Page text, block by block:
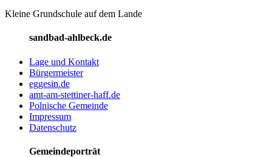
Kleine Grundschule auf dem Lande
sandbad-ahlbeck.de
Lage und Kontakt
Bürgermeister
eggesin.de
amt-am-stettiner-haff.de
Polnische Gemeinde
Impressum
Datenschutz
Gemeindeporträt